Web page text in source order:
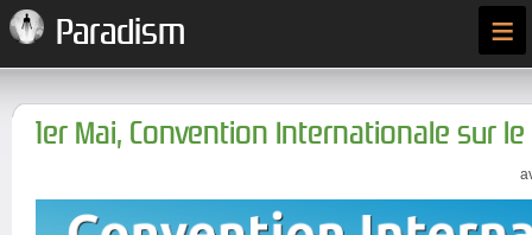
Paradism ≡
1er Mai, Convention Internationale sur